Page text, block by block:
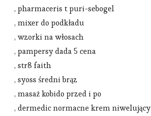
, pharmaceris t puri-sebogel
, mixer do podkładu
, wzorki na włosach
, pampersy dada 5 cena
, str8 faith
, syoss średni brąz
, masaż kobido przed i po
, dermedic normacne krem niwelujący